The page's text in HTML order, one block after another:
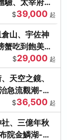
驗、太宰府天
$39,000 起
山、宇佐神
蟹吃到飽美
$29,000 起
天空之鏡、
急流觀潮-台
$36,500 起
、三億年秋
院金鱗湖-台